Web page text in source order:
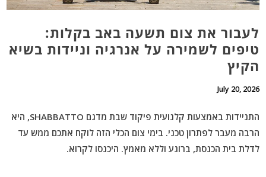
לעבור את צום תשעה באב בקלות:
טיפים לשמירה על אנרגיה וניידות בשיא
הקיץ
July 20, 2026
התניידות באמצעות קלנועית פיקוד שבת
מדגם SHABBATTO, היא
הרבה מעבר לפתרון טכני. בימי צום הכלי הזה לוקח אתכם ממש עד
לדלת בית הכנסת, ברוגע וללא מאמץ. היכנסו לקרוא.